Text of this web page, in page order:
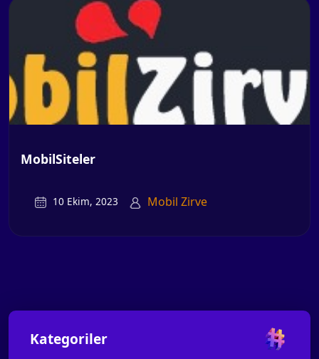
MobilSiteler
10 Ekim, 2023 Mobil Zirve
Kategoriler